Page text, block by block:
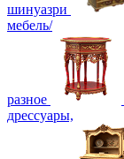
шинуазри
мебель/
разное
дрессуары,